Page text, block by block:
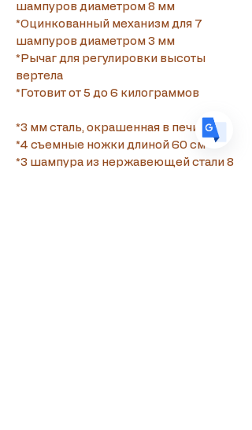
шампуров диаметром 8 мм
*Оцинкованный механизм для 7
шампуров диаметром 3 мм
*Рычаг для регулировки высоты
вертела
*Готовит от 5 до 6 килограммов
*3 мм сталь, окрашенная в печи
*4 съемные ножки длиной 60 см
*3 шампура из нержавеющей стали 8
FRFrench· Français
ESSpanish· Español